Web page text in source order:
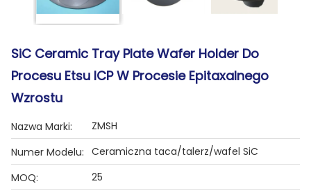
SiC Ceramic Tray Plate Wafer Holder Do
Procesu Etsu ICP W Procesie Epitaxalnego
Wzrostu
Nazwa Marki:
ZMSH
Numer Modelu: Ceramiczna taca/talerz/wafel SiC
MOQ:
25